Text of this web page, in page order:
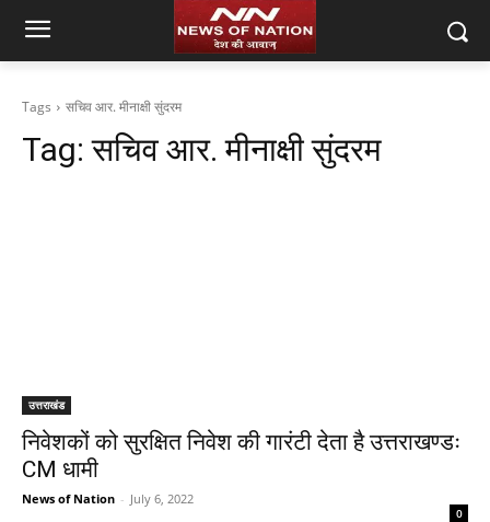
Tags सचिव आर. मीनाक्षी सुंदरम
Tag:सचिव आर. मीनाक्षी सुंदरम
उत्तराखंड
निवेशकों को सुरक्षित निवेश की गारंटी देता है उत्तराखण्डः
CM धामी
News of Nation - July 6, 2022
0